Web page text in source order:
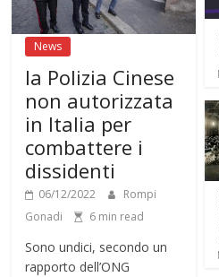
News
la Polizia Cinese
non autorizzata
in Italia per
combattere i
dissidenti
06/12/2022
Rompi
Gonadi
6 min read
Sono undici, secondo un
rapporto dell’ONG